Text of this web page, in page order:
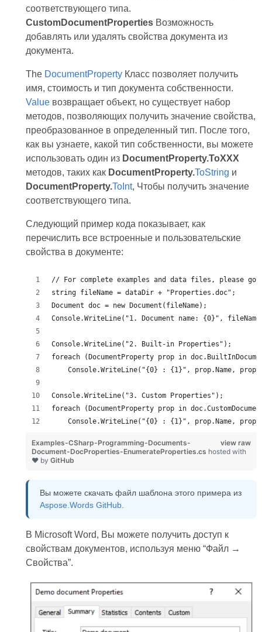
соответствующего типа.
CustomDocumentPropertiesВозможность
добавлять или удалять свойства документа из
документа.
The DocumentPropertyКласс позволяет получить
имя, стоимость и тип документа собственности.
Valueвозвращает объект, но существует набор
методов, позволяющих получить значение свойства,
преобразованное в определенный тип. После того,
как вы узнаете, какой тип собственности, вы можете
использовать один из DocumentProperty.ToXXX
методов, таких как DocumentProperty.ToString и
DocumentProperty.ToInt, Чтобы получить значение
соответствующего типа.
Следующий пример кода показывает, как
перечислить все встроенные и пользовательские
свойства в документе:
// For complete examples and data files, please go
string fileName = dataDir + "Properties.doc";
Document doc = new Document(fileName);
Console.WriteLine("1. Document name: {0}",
Console.WriteLine("2. Built-in Properties");
foreach (DocumentProperty prop in
Console.WriteLine("{0} : {1}", prop.Name,
Console.WriteLine("3. Custom Properties");
foreach (DocumentProperty prop in
Console.WriteLine("{0} : {1}", prop.Name,
view raw
Examples-CSharp-Programming-Documents-
Document-DocProperties-EnumerateProperties.cs hosted with
❤ by GitHub
Вы можете скачать файл шаблона этого примера из
Aspose.Words GitHub.
В Microsoft Word, Вы можете получить доступ к
свойствам документов, используя меню “Файл →
Свойства”.